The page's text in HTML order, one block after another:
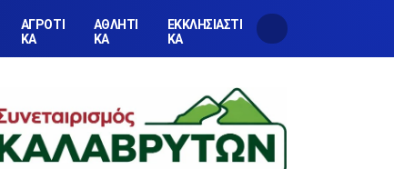
ΑΓΡΟΤΙ
ΚΑ
ΑΘΛΗΤΙ
ΚΑ
ΕΚΚΛΗΣΙΑΣΤΙ
ΚΑ